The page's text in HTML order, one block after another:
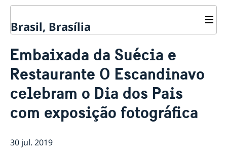
Brasil, Brasília
Equipe da embaixada
Tratamento de dados pessoais na embaixada da
Suécia em Brasília
Atual
Notícias
Verificação digital de passaportes
Ministro para Defesa Civil da Suécia visita o Brasil em
agenda oficial
Suécia vai suspender proibição de entrada de todos
os países
Embaixada da Suécia e
Restaurante O Escandinavo
celebram o Dia dos Pais
com exposição fotográfica
30 jul. 2019